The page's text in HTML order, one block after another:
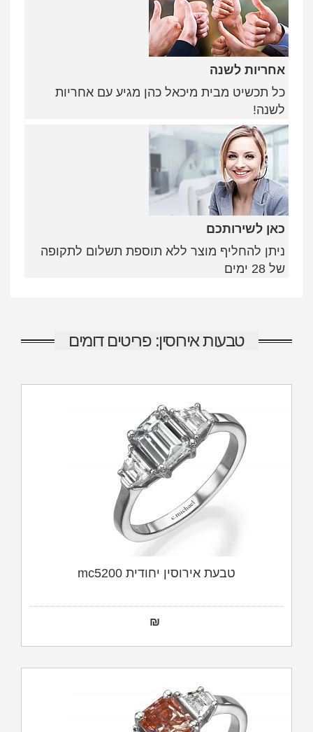
אחריות לשנה
כל תכשיט מבית מיכאל כהן מגיע עם אחריות
לשנה!
כאן לשירותכם
ניתן להחליף מוצר ללא תוספת תשלום לתקופה
של 28 ימים
טבעות אירוסין: פריטים דומים
טבעת אירוסין יחודית mc5200
₪